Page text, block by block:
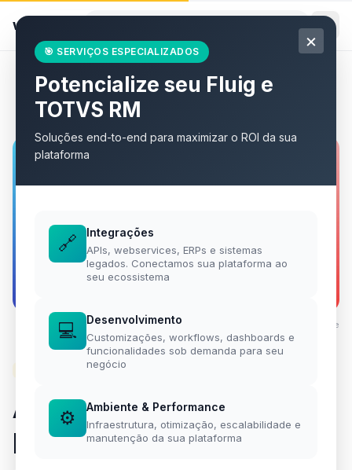
willian
Todos os artigos
Foto por Team Nocoloco Unsplash License
Armazenamento no
Fluig: Onde Ficam
×
🎯 SERVIÇOS ESPECIALIZADOS
Potencialize seu Fluig e
TOTVS RM
Soluções end-to-end para maximizar o ROI da sua
plataforma
🔗 Integrações
APIs, webservices, ERPs e sistemas
legados. Conectamos sua plataforma ao
seu ecossistema
💻 Desenvolvimento
Customizações, workflows, dashboards e
funcionalidades sob demanda para seu
negócio
⚙️ Ambiente & Performance
Infraestrutura, otimização, escalabilidade e
manutenção da sua plataforma